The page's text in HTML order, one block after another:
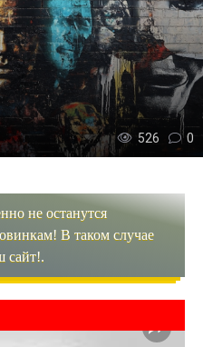
526 0
не останутся
В таком случае
сайт!.